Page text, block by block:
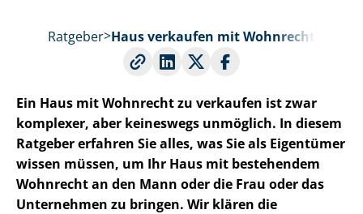
Ratgeber Haus verkaufen mit Wohnrecht
Ein Haus mit Wohnrecht zu verkaufen ist zwar
komplexer, aber keineswegs unmöglich. In diesem
Ratgeber erfahren Sie alles, was Sie als Eigentümer
wissen müssen, um Ihr Haus mit bestehendem
Wohnrecht an den Mann oder die Frau oder das
Unternehmen zu bringen. Wir klären die